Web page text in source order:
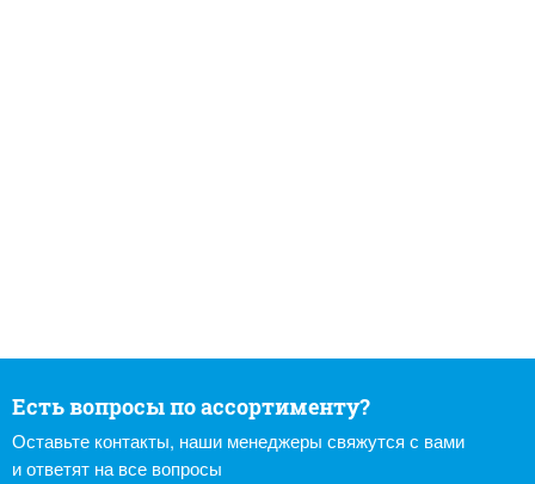
Есть вопросы по ассортименту?
Оставьте контакты, наши менеджеры свяжутся с вами
и ответят на все вопросы